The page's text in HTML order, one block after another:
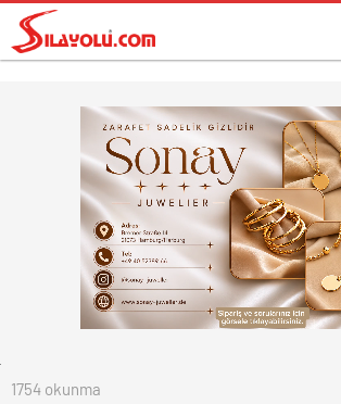
Bırakarak Türkiye’ye Kesin Dönüş Yaptı.
1754 okunma